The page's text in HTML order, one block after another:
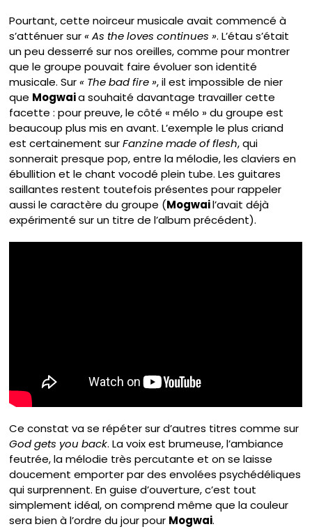
Pourtant, cette noirceur musicale avait commencé à
s’atténuer sur« As the loves continues ». L’étau s’était
un peu desserré sur nos oreilles, comme pour montrer
que le groupe pouvait faire évoluer son identité
musicale. Sur« The bad fire », il est impossible de nier
que Mogwaia souhaité davantage travailler cette
facette : pour preuve, le côté « mélo » du groupe est
beaucoup plus mis en avant. L’exemple le plus criand
est certainement surFanzine made of flesh, qui
sonnerait presque pop, entre la mélodie, les claviers en
ébullition et le chant vocodé plein tube. Les guitares
saillantes restent toutefois présentes pour rappeler
aussi le caractère du groupe (Mogwail’avait déjà
expérimenté sur un titre de l’album précédent).
Ce constat va se répéter sur d’autres titres comme sur
God gets you back. La voix est brumeuse, l’ambiance
feutrée, la mélodie très percutante et on se laisse
doucement emporter par des envolées psychédéliques
qui surprennent. En guise d’ouverture, c’est tout
simplement idéal, on comprend même que la couleur
sera bien à l’ordre du jour pour Mogwai.